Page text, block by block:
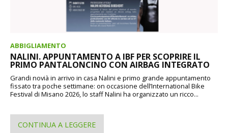
ABBIGLIAMENTO
NALINI. APPUNTAMENTO A IBF PER SCOPRIRE IL
PRIMO PANTALONCINO CON AIRBAG INTEGRATO
Grandi novià in arrivo in casa Nalini e primo grande appuntamento
fissato tra poche settimane: on occasione dell’International Bike
Festival di Misano 2026, lo staff Nalini ha organizzato un ricco...
CONTINUA A LEGGERE